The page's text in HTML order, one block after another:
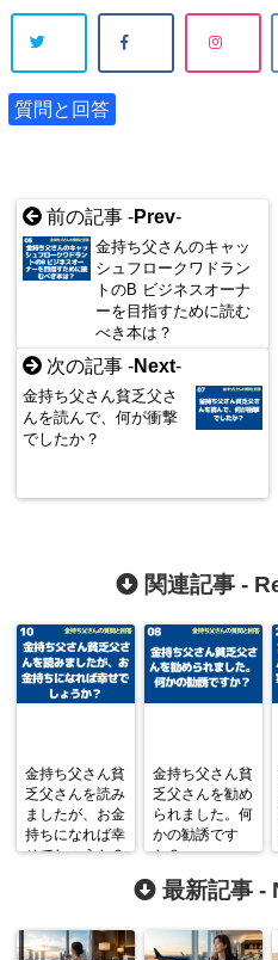
質問と回答
前の記事 -Prev-
金持ち父さんのキャッ
シュフロークワドラン
トのB ビジネスオーナ
ーを目指すために読む
べき本は？
次の記事 -Next-
金持ち父さん貧乏父さ
んを読んで、何が衝撃
でしたか？
関連記事 -
金持ち父さん貧
乏父さんを読み
ましたが、お金
持ちになれば幸
せでしょうか？
金持ち父さん貧
乏父さんを勧め
られました。何
かの勧誘です
か？
最新記事 -